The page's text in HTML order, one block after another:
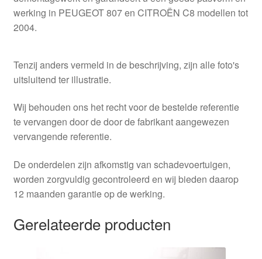
werking in PEUGEOT 807 en CITROËN C8 modellen tot
2004.
Tenzij anders vermeld in de beschrijving, zijn alle foto's
uitsluitend ter illustratie.
Wij behouden ons het recht voor de bestelde referentie
te vervangen door de door de fabrikant aangewezen
vervangende referentie.
De onderdelen zijn afkomstig van schadevoertuigen,
worden zorgvuldig gecontroleerd en wij bieden daarop
12 maanden garantie op de werking.
Gerelateerde producten